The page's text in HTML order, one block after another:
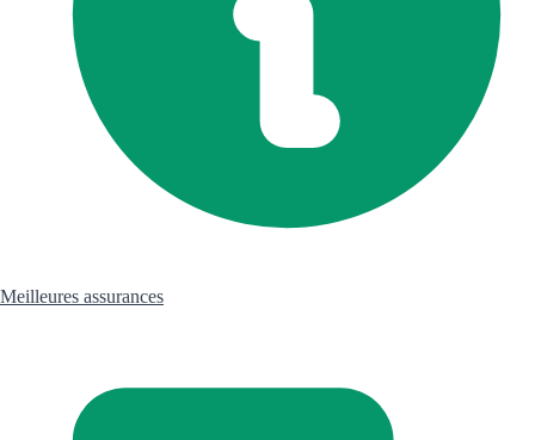
Meilleures assurances